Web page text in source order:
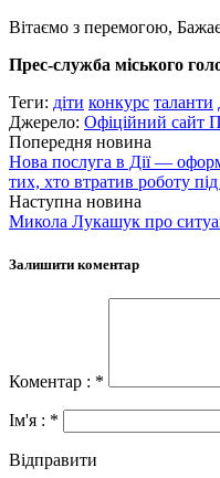
Вітаємо з перемогою,
Прес-служба міського
Теги: діти конкурс таланти
Джерело: Офіційний сайт
Попередня новина
Нова послуга в Дії —
тих, хто втратив роботу
Наступна новина
Микола Лукашук про
Залишити коментар
Коментар : *
Ім'я : *
Відправити